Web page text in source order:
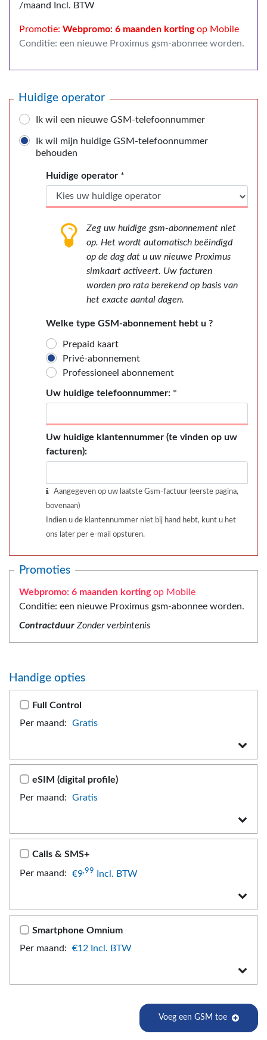
/maand Incl. BTW
Promotie: Webpromo: 6 maanden kortingop Mobile
Conditie: een nieuwe Proximus gsm-abonnee worden.
Huidige operator
Ik wil een nieuwe GSM-telefoonnummer
Ik wil mijn huidige GSM-telefoonnummer
behouden
Huidige operator *
Zeg uw huidige gsm-abonnement niet
op. Het wordt automatisch beëindigd
op de dag dat u uw nieuwe Proximus
simkaart activeert. Uw facturen
worden pro rata berekend op basis van
het exacte aantal dagen.
Welke type GSM-abonnement hebt u ?
Prepaid kaart
Privé-abonnement
Professioneel abonnement
Uw huidige telefoonnummer: *
Uw huidige klantennummer (te vinden op uw
facturen):
Aangegeven op uw laatste Gsm-factuur (eerste pagina,
bovenaan)
Indien u de klantennummer niet bij hand hebt, kunt u het
ons later per e-mail opsturen.
Promoties
Webpromo: 6 maanden kortingop Mobile
Conditie: een nieuwe Proximus gsm-abonnee worden.
Contractduur Zonder verbintenis
Handige opties
Full Control
Per maand:
Gratis
eSIM (digital profile)
Per maand:
Gratis
Calls & SMS+
Per maand: €9,99 Incl. BTW
Smartphone Omnium
Per maand:
€12 Incl. BTW
Voeg een GSM toe